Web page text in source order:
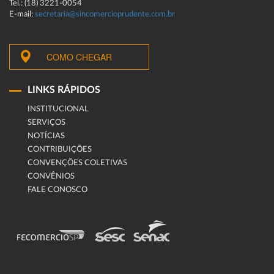
Tel.: (18) 3221-0054
E-mail: secretaria@sincomercioprudente.com.br
COMO CHEGAR
LINKS RÁPIDOS
INSTITUCIONAL
SERVIÇOS
NOTÍCIAS
CONTRIBUIÇÕES
CONVENÇÕES COLETIVAS
CONVÊNIOS
FALE CONOSCO